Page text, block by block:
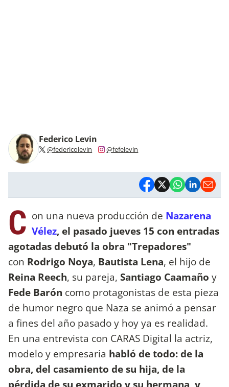
Federico Levin
@federicolevin @fefelevin
C on una nueva producción de Nazarena
Vélez, el pasado jueves 15 con entradas
agotadas debutó la obra "Trepadores"
con Rodrigo Noya, Bautista Lena, el hijo de
Reina Reech, su pareja, Santiago Caamaño y
Fede Barón como protagonistas de esta pieza
de humor negro que Naza se animó a pensar
a fines del año pasado y hoy ya es realidad.
En una entrevista con CARAS Digital la actriz,
modelo y empresaria habló de todo: de la
obra, del casamiento de su hija, de la
pérdida de su exmarido y su hermana, y